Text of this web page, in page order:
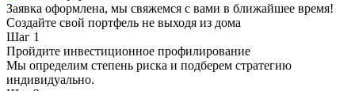
Заявка оформлена, мы свяжемся с вами в ближайшее время!
Создайте свой портфель не выходя из дома
Шаг 1
Пройдите инвестиционное профилирование
Мы определим степень риска и подберем стратегию
индивидуально.